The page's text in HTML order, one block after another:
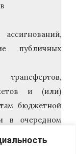
публичных
и (или)
бюджетной
в очередном
дефицита